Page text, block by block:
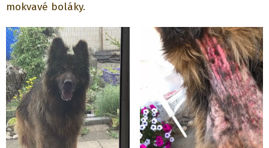
mokvavé boláky.